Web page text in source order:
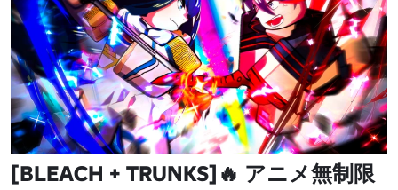
[BLEACH + TRUNKS]🔥 アニメ無制限